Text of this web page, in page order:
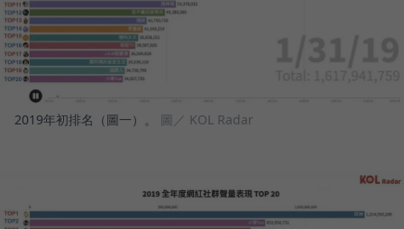
2019年初排名（圖一）。 圖／ KOL Radar